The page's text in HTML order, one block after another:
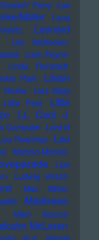
Perry Lee
Müller
Lena
Leonard
Les McKeown
Liam Payne
Linda Ronstadt
Park
Linton
Richie
Lisa Mary
Little Feat
Little
LL Cool J
Computer Lord of
Pearlman Lou
Moholo-Moholo
Low
Ludwig Hirsch
Mac Miller
Madness
Main Source
McLaren